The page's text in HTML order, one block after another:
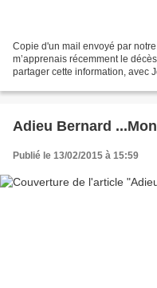
Copie d'un mail envoyé par
m’apprenais récemment le
partager cette information, avec
Adieu Bernard
Publié le 13/02/2015 à 15:59